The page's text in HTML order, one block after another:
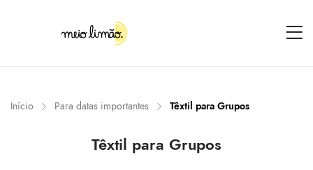
Início Para datas importantes Têxtil para Grupos
Têxtil para Grupos